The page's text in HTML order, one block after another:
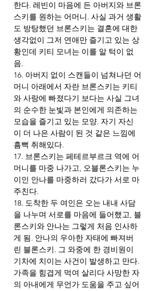
한다. 레빈이 마음에 든 아버지와 브론
스키를 원하는 어머니. 사실 과거 생활
도 방탕했던 브론스키는 결혼에 대한
생각없이 그저 연애만 즐기고 있는 상
황인데 키티 모녀는 이를 알 턱이 없
음.
16. 아버지 없이 스캔들이 넘쳐나던 어
머니 아래에서 자란 브론스키는 키티
와 사랑에 빠졌다기 보다는 사실 그녀
의 순수한 눈빛과 본인에게 의존하는
모습을 즐기고 있는 모양. 자기 자신
이 더 나은 사람이 된 것 같은 느낌에
흠뻑 취해있다.
17. 브론스키는 페테르부르크 역에 어
머니를 마중 나가고, 오블론스키는 누
이인 안나를 마중하러 갔다가 서로 마
주친다.
18. 도착한 두 여인은 오는 내내 사담
을 나누며 서로를 마음에 들어했고, 블
론스키와 안나는 그렇게 처음 인사하
게 됨. 안나의 우아한 자태에 빠져버
린 블론스키. 그 와중에 한 경비원이
기차에 치이는 사건이 발생하고 만다.
가족을 힘겹게 먹여 살리다 사망한 자
의 아내에게 무언가 도움을 주고 싶어